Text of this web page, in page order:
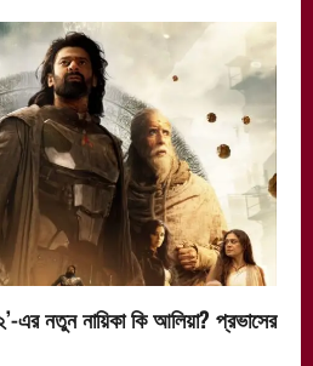
এর নতুন নায়িকা কি আলিয়া? প্রভাসের